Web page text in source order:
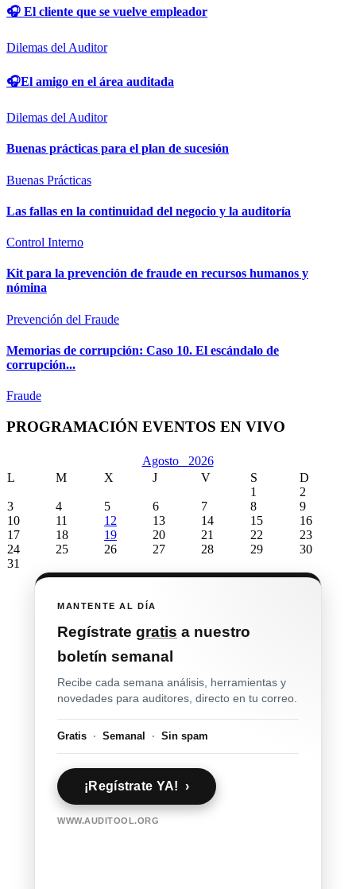
🎧 El cliente que se vuelve empleador
Dilemas del Auditor
🎧El amigo en el área auditada
Dilemas del Auditor
Buenas prácticas para el plan de sucesión
Buenas Prácticas
Las fallas en la continuidad del negocio y la auditoría
Control Interno
Kit para la prevención de fraude en recursos humanos y
nómina
Prevención del Fraude
Memorias de corrupción: Caso 10. El escándalo de
corrupción...
Fraude
PROGRAMACIÓN EVENTOS EN VIVO
Agosto 2026
L
M X J V S
D
1
2
3
4 5 6 7 8
9
10
11 12 13 14 15
16
17
18 19 20 21 22
23
24
25 26 27 28 29
30
31
MANTENTE AL DÍA
Regístrate gratis a nuestro
boletín semanal
Recibe cada semana análisis, herramientas y
novedades para auditores, directo en tu correo.
Gratis · Semanal · Sin spam
¡Regístrate YA! ›
WWW.AUDITOOL.ORG